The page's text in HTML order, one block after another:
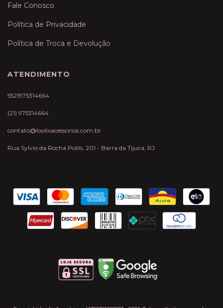
Fale Conosco
Política de Privacidade
Política de Troca e Devolução
ATENDIMENTO
5521975314664
(21) 975314664
contato@loolixacessorios.com.br
Rua Sylvio da Rocha Pollis, 201 - Barra da Tijuca, RJ